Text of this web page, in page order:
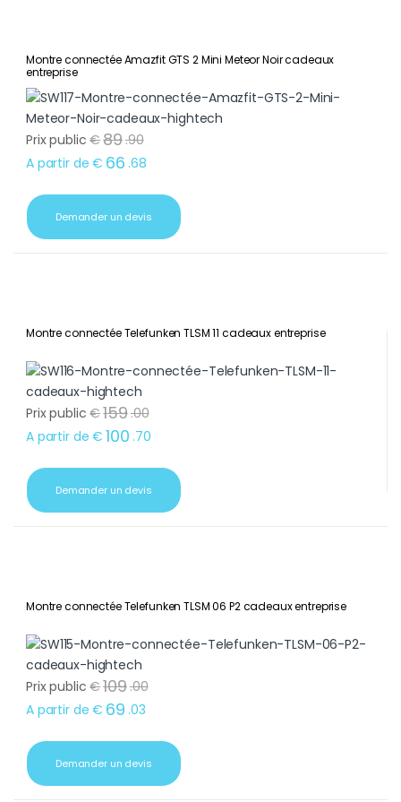
Montre connectée Amazfit GTS 2 Mini Meteor Noir cadeaux
entreprise
Prix public €89.90
A partir de € 66 .68
Demander un devis
Montre connectée Telefunken TLSM 11 cadeaux entreprise
Prix public €159.00
A partir de € 100 .70
Demander un devis
Montre connectée Telefunken TLSM 06 P2 cadeaux entreprise
Prix public €109.00
A partir de € 69 .03
Demander un devis